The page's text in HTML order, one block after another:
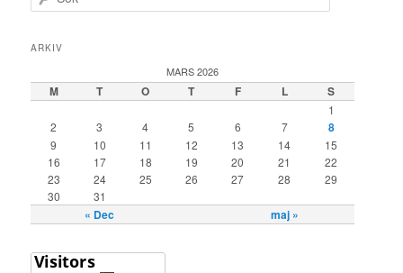
ö
ARKIV
MARS 2026
M T O T F L S
« Dec maj »
1
2
3 4 5 6 7 8
9 10 11 12 13 14
15
16
17 18 19 20 21
22
23
24 25 26 27 28
29
30
31